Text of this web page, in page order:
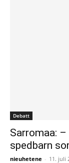
Debatt
Sarromaa:
spedbarn
nieuhetene - 11. juli